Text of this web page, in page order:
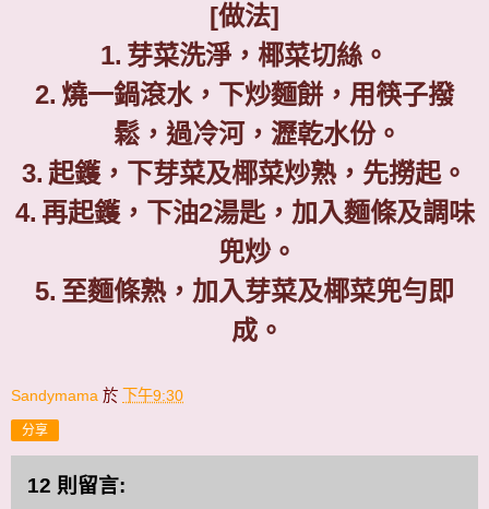
[做法]
1. 芽菜洗淨，椰菜切絲。
2. 燒一鍋滾水，下炒麵餅，用筷子撥
鬆，過冷河，瀝乾水份。
3. 起鑊，下芽菜及椰菜炒熟，先撈起。
4. 再起鑊，下油2湯匙，加入麵條及調味
兜炒。
5. 至麵條熟，加入芽菜及椰菜兜勻即
成。
Sandymama 於 下午9:30
分享
12 則留言: